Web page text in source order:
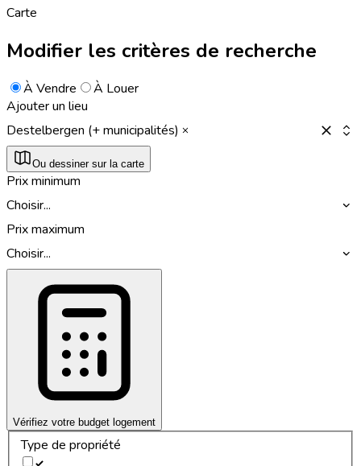
Carte
Modifier les critères de recherche
À Vendre
À Louer
Ajouter un lieu
Destelbergen (+ municipalités)
Ou dessiner sur la carte
Prix minimum
Choisir...
Prix maximum
Choisir...
Vérifiez votre budget logement
Type de propriété